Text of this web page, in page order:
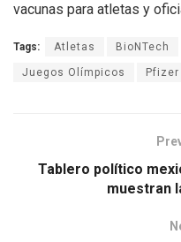
vacunas para atletas y
Tags: Atletas BioNTech
Juegos Olímpicos Pfizer
Tablero político
muestran